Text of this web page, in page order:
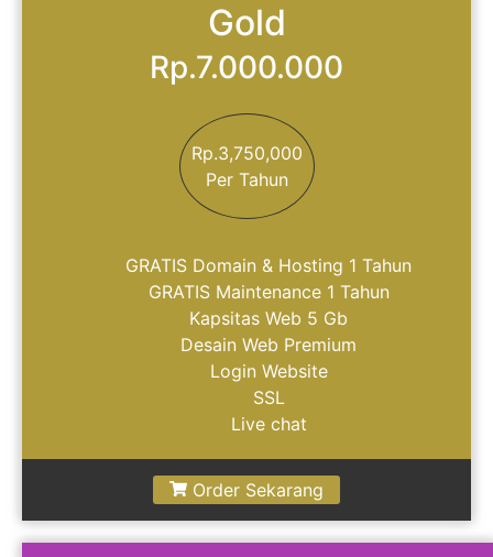
Gold
Rp.7.000.000
Rp.3,750,000
Per Tahun
GRATIS Domain & Hosting 1 Tahun
GRATIS Maintenance 1 Tahun
Kapsitas Web 5 Gb
Desain Web Premium
Login Website
SSL
Live chat
Order Sekarang